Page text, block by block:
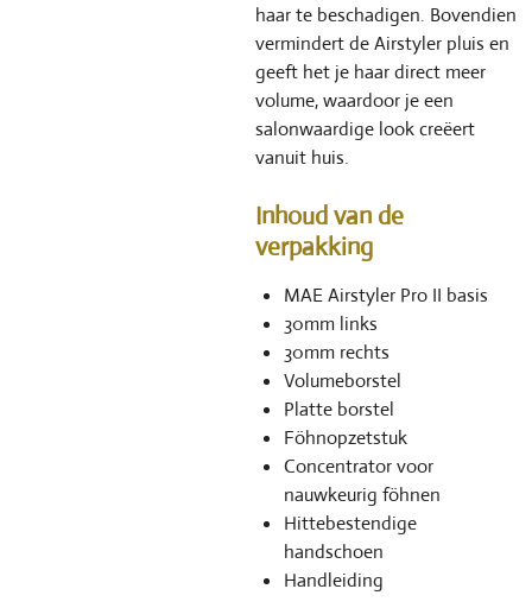
haar te beschadigen. Bovendien
vermindert de Airstyler pluis en
geeft het je haar direct meer
volume, waardoor je een
salonwaardige look creëert
vanuit huis.
Inhoud van de
verpakking
MAE Airstyler Pro II basis
30mm links
30mm rechts
Volumeborstel
Platte borstel
Föhnopzetstuk
Concentrator voor
nauwkeurig föhnen
Hittebestendige
handschoen
Handleiding